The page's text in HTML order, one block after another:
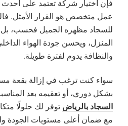
فإن اختيار شركة تعتمد على
عمل متخصص هو القرار الأمثل.
للسجاد مظهره الجميل فحسب،
المنزل، ويحسن جودة الهواء
والنظافة يدوم لفترة طويلة.
سواء كنت ترغب في إزالة بقعة
بشكل دوري، أو تعقيمه بعد
السجاد بالرياض توفر لك حلولًا
مع ضمان أعلى مستويات الجودة